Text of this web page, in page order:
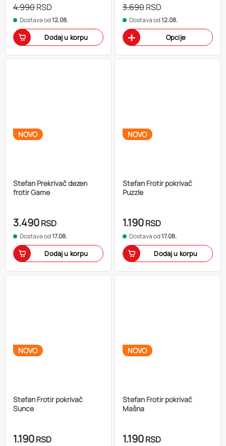
4.990RSD
Dostava od12.08.
Dodaj u korpu
3.690RSD
Dostava od12.08.
Opcije
NOVO
Stefan Prekrivač dezen
frotir Game
3.490RSD
Dostava od17.08.
Dodaj u korpu
NOVO
Stefan Frotir pokrivač
Puzzle
1.190RSD
Dostava od17.08.
Dodaj u korpu
NOVO
Stefan Frotir pokrivač
Sunce
1.190RSD
NOVO
Stefan Frotir pokrivač
Mašna
1.190RSD